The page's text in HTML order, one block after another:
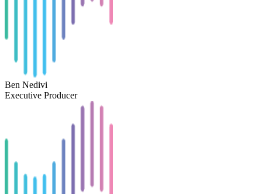
Ben Nedivi
Executive Producer